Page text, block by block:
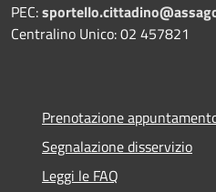
PEC:
Centralino Unico: 02 457821
Prenotazione
Segnalazione disservizio
Leggi le FAQ